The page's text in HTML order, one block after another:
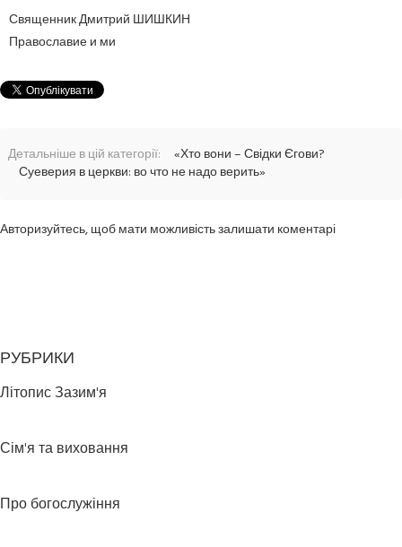
Священник Дмитрий ШИШКИН
Православие и ми
Детальніше в цій категорії:
«Хто вони – Свідки Єгови?
Суеверия в церкви: во что не надо верить»
Авторизуйтесь, щоб мати можливість залишати коментарі
РУБРИКИ
Літопис Зазим'я
Сім'я та виховання
Про богослужіння